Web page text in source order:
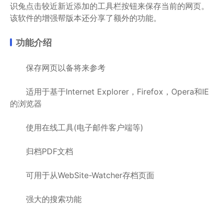
识兔点击较近新近添加的工具栏按钮来保存当前的网页。
该软件的增强帮版本还分享了额外的功能。
功能介绍
保存网页以备将来参考
适用于基于Internet Explorer，Firefox，Opera和IE
的浏览器
使用在线工具(电子邮件客户端等)
归档PDF文档
可用于从WebSite-Watcher存档页面
强大的搜索功能